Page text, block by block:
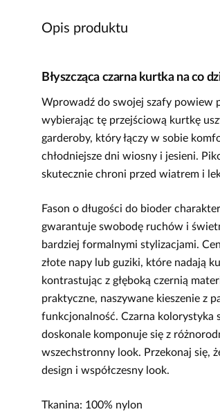
Opis produktu
Błyszcząca czarna kurtka na co
Wprowadź do swojej szafy powiew
wybierając tę przejściową kurtkę
garderoby, który łączy w sobie
chłodniejsze dni wiosny i jesieni.
skutecznie chroni przed wiatrem i
Fason o długości do bioder
gwarantuje swobodę ruchów i
bardziej formalnymi stylizacjami.
złote napy lub guziki, które nadają
kontrastując z głęboką czernią
praktyczne, naszywane kieszenie z
funkcjonalność. Czarna kolorystyka
doskonale komponuje się z
wszechstronny look. Przekonaj się,
design i współczesny look.
Tkanina: 100% nylon